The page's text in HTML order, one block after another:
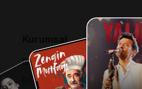
Kurumsal
Bilgi Toplumu Hizmetleri
BiPuan Kurallar & Koşullar